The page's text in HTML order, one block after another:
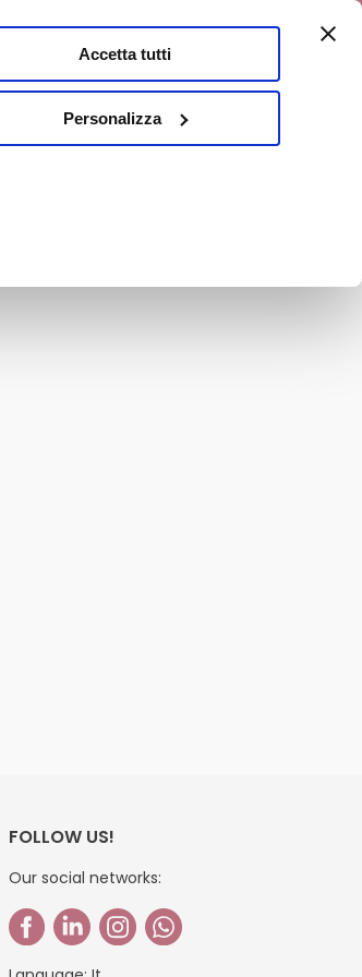
Accetta tutti
Personalizza
FOLLOW US!
Our social networks: